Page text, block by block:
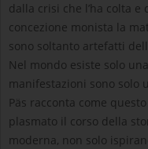
dalla crisi che l’ha colta
concezione monista la
sono soltanto artefatti
Nel mondo esiste solo
manifestazioni sono solo
Päs racconta come
plasmato il corso della
moderna, non solo